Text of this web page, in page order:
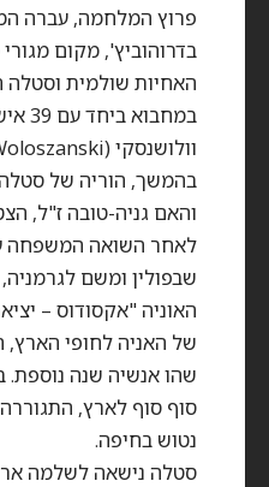
פרוץ המלחמה, עברה
בדרוהוביץ', מקום
האחיות שולמית
בהמשך, הוריה של
והאם גניה-טובה ז"ל,
לאחר השואה המשפחה
שבפולין ומשם
האוניה "אקסודוס –
של האניה לחופי הארץ,
סוף סוף לארץ,
נטוש בחיפה.
סטלה נישאה לשלמה